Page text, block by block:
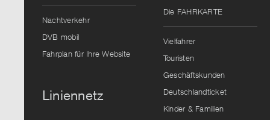
Nachtverkehr
DVB mobil
Fahrplan für Ihre Website
Liniennetz
Die FAHRKARTE
Vielfahrer
Touristen
Geschäftskunden
Deutschlandticket
Kinder & Familien